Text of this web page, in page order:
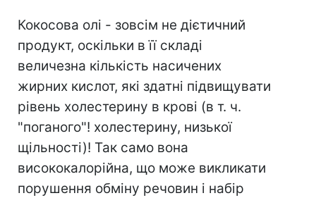
Кокосова олі - зовсім не дієтичний
продукт, оскільки в її складі
величезна кількість насичених
жирних кислот, які здатні підвищувати
рівень холестерину в крові (в т. ч.
"поганого"! холестерину, низької
щільності)! Так само вона
висококалорійна, що може викликати
порушення обміну речовин і набір